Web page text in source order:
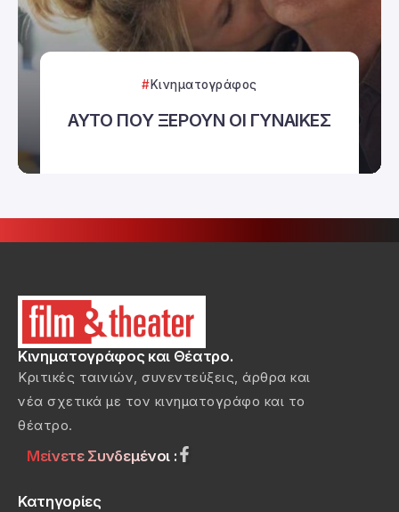
Κινηματογράφος
ΑΥΤΟ ΠΟΥ ΞΕΡΟΥΝ ΟΙ ΓΥΝΑΙΚΕΣ
Κινηματογράφος και Θέατρο.
Κριτικές ταινιών, συνεντεύξεις, άρθρα και
νέα σχετικά με τον κινηματογράφο και το
θέατρο.
Μείνετε Συνδεμένοι :
Κατηγορίες